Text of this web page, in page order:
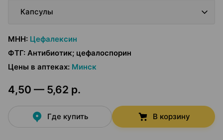
Капсулы
МНН: Цефалексин
ФТГ: Антибиотик; цефалоспорин
Цены в аптеках: Минск
4,50 — 5,62 р.
Где купить В корзину